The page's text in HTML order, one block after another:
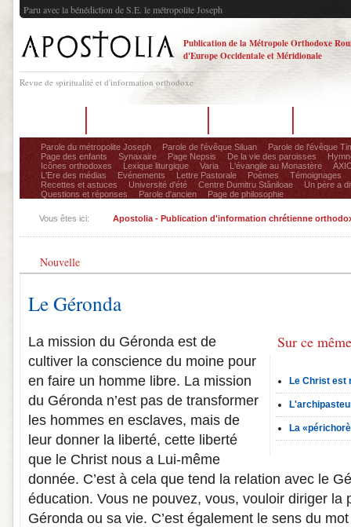
Paru avec la bénédiction de S.E. le métropolite Joseph
Publication de la Métropole Orthodoxe
d'Europe Occidentale et Méridionale
Revue de spiritualité et d'information orthodoxe
Parole du métropolite Joseph Parole de l'évêque Siluan
Parole de l'évêque
Page des enfants
Synaxaire Page Nepsis De la vie des paroisses
Icônes orthodoxes
Lexique liturgique Varia L'évangile au Monastère
L'Ere des médias
Evénements Lettre Pastorale Poèmes
Témoignages
Recettes et astuces
Université d'été Centre Dumitru Stăniloae
Un père a
Questions et réponses
Parole d'ancien Page de philosophie
Vous êtes ici: Apostolia - Publication d'information chrétienne
Nouvelle
Le Géronda
Sur ce
Le Christ est
La
La mission du Géronda est de
cultiver la conscience du moine pour
en faire un homme libre. La mission
du Géronda n’est pas de transformer
les hommes en esclaves, mais de
leur donner la liberté, cette liberté
que le Christ nous a Lui-même
donnée. C’est à cela que tend la relation avec le
éducation. Vous ne pouvez, vous, vouloir diriger la
Géronda ou sa vie. C’est également le sens du